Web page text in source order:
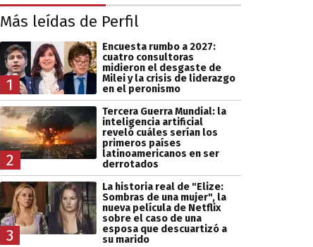
Más leídas de Perfil
1
Encuesta rumbo a 2027:
cuatro consultoras
midieron el desgaste de
Milei y la crisis de liderazgo
en el peronismo
2
Tercera Guerra Mundial: la
inteligencia artificial
reveló cuáles serían los
primeros países
latinoamericanos en ser
derrotados
3
La historia real de "Elize:
Sombras de una mujer", la
nueva película de Netflix
sobre el caso de una
esposa que descuartizó a
su marido